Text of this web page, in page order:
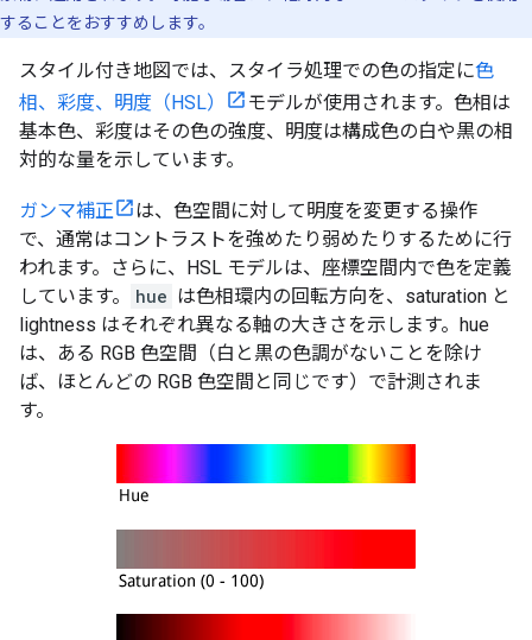
することをおすすめします。
スタイル付き地図では、スタイラ処理での色の指定に色
相、彩度、明度（HSL）
モデルが使用されます。色相は
基本色、彩度はその色の強度、明度は構成色の白や黒の相
対的な量を示しています。
ガンマ補正
は、色空間に対して明度を変更する操作
で、通常はコントラストを強めたり弱めたりするために行
われます。さらに、HSL モデルは、座標空間内で色を定義
しています。
hue は色相環内の回転方向を、saturation と
lightness はそれぞれ異なる軸の大きさを示します。hue
は、ある RGB 色空間（白と黒の色調がないことを除け
ば、ほとんどの RGB 色空間と同じです）で計測されま
す。